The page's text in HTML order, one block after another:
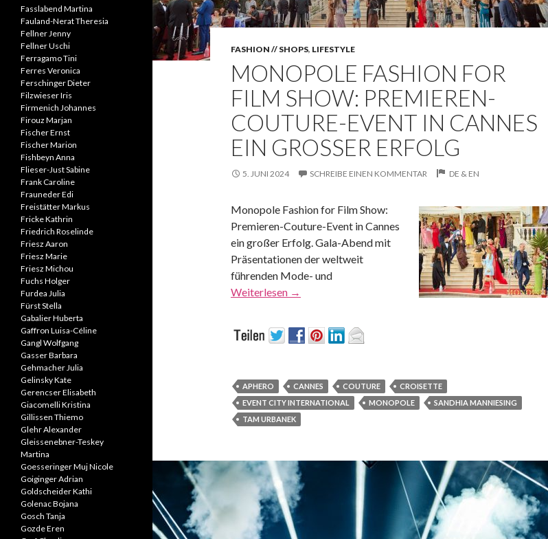
FASHION // SHOPS, LIFESTYLE
MONOPOLE FASHION FOR
FILM SHOW: PREMIEREN-
COUTURE-EVENT IN CANNES
EIN GROSSER ERFOLG
5. JUNI 2024 SCHREIBE EINEN KOMMENTAR DE & EN
Monopole Fashion for Film Show:
Premieren-Couture-Event in Cannes
ein großer Erfolg. Gala-Abend mit
Präsentationen der weltweit
führenden Mode- und
Weiterlesen →
APHERO CANNES COUTURE
CROISETTE
EVENT CITY INTERNATIONAL
MONOPOLE
SANDHIA MANNIESING
TAM URBANEK
Fasslabend Martina
Fauland-Nerat Theresia
Fellner Jenny
Fellner Uschi
Ferragamo Tini
Ferres Veronica
Ferschinger Dieter
Filzwieser Iris
Firmenich Johannes
Firouz Marjan
Fischer Ernst
Fischer Marion
Fishbeyn Anna
Flieser-Just Sabine
Frank Caroline
Frauneder Edi
Freistätter Markus
Fricke Kathrin
Friedrich Roselinde
Friesz Aaron
Friesz Marie
Friesz Michou
Fuchs Holger
Furdea Julia
Fürst Stella
Gabalier Huberta
Gaffron Luisa-Céline
Gangl Wolfgang
Gasser Barbara
Gehmacher Julia
Gelinsky Kate
Gerencser Elisabeth
Giacomelli Kristina
Gillissen Thiemo
Glehr Alexander
Gleissenebner-Teskey
Martina
Goesseringer Muj Nicole
Goiginger Adrian
Goldscheider Kathi
Golenac Bojana
Gosch Tanja
Gozde Eren